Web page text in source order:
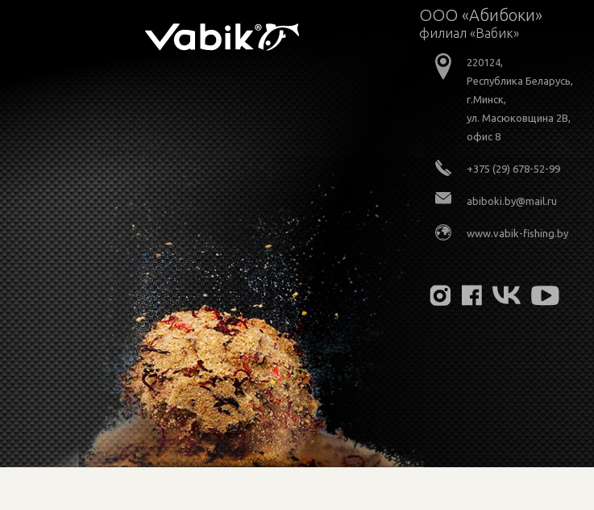
ООО «Абибоки»
филиал «Вабик»
220124,
Республика Беларусь,
г.Минск,
ул. Масюковщина 2В,
офис 8
+375 (29) 678-52-99
abiboki.by@mail.ru
www.vabik-fishing.by